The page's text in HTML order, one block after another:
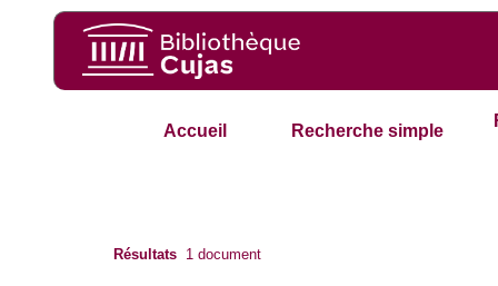
Accueil Recherche simple
Résultats 1 document